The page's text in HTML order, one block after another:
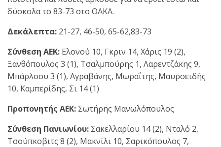
δύσκολα το 83-73 στο ΟΑΚΑ.
Δεκάλεπτα: 21-27, 46-50, 65-62,83-73
Σύνθεση ΑΕΚ: Ελονού 10, Γκριν 14, Χάρις 19 (2),
Ξανθόπουλος 3 (1), Τσαλμπούρης 1, Λαρεντζάκης 9,
Μπάρλοου 3 (1), Αγραβάνης, Μωραΐτης, Μαυροειδής
10, Καμπερίδης, Σι 14 (1)
Προπονητής ΑΕΚ: Σωτήρης Μανωλόπουλος
Σύνθεση Πανιωνίου: Σακελλαρίου 14 (2), Νταλό 2,
Τσούπκοβιτς 8 (2), Μακνίλι 10, Σαρικόπουλος 7,